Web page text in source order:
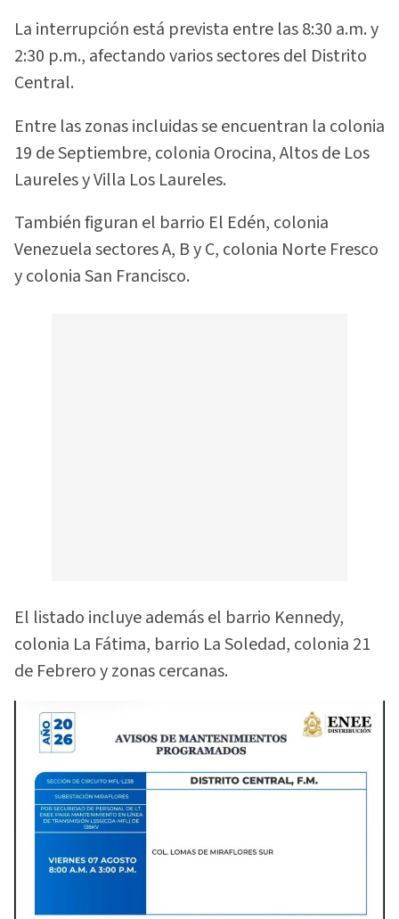
La interrupción está prevista entre las 8:30 a.m. y
2:30 p.m., afectando varios sectores del Distrito
Central.
Entre las zonas incluidas se encuentran la colonia
19 de Septiembre, colonia Orocina, Altos de Los
Laureles y Villa Los Laureles.
También figuran el barrio El Edén, colonia
Venezuela sectores A, B y C, colonia Norte Fresco
y colonia San Francisco.
El listado incluye además el barrio Kennedy,
colonia La Fátima, barrio La Soledad, colonia 21
de Febrero y zonas cercanas.